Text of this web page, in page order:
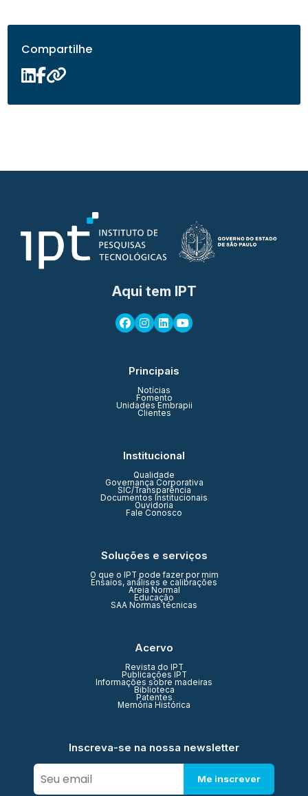
Compartilhe
Aqui tem IPT
Principais
Notícias
Fomento
Unidades Embrapii
Clientes
Institucional
Qualidade
Governança Corporativa
SIC/Transparência
Documentos Institucionais
Ouvidoria
Fale Conosco
Soluções e serviços
O que o IPT pode fazer por mim
Ensaios, análises e calibrações
Areia Normal
Educação
SAA Normas técnicas
Acervo
Revista do IPT
Publicações IPT
Informações sobre madeiras
Biblioteca
Patentes
Memória Histórica
Inscreva-se na nossa newsletter
Me inscrever